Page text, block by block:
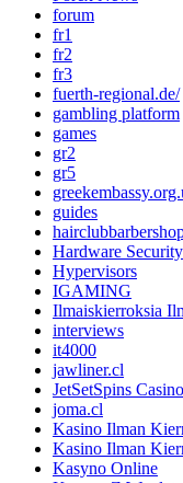
forum
fr1
fr2
fr3
fuerth-regional.de/
gambling platform
games
gr2
gr5
guides
Hardware Security
Hypervisors
IGAMING
Ilmaiskierroksia
interviews
it4000
jawliner.cl
JetSetSpins Casino
joma.cl
Kasino Ilman
Kasino Ilman
Kasyno Online